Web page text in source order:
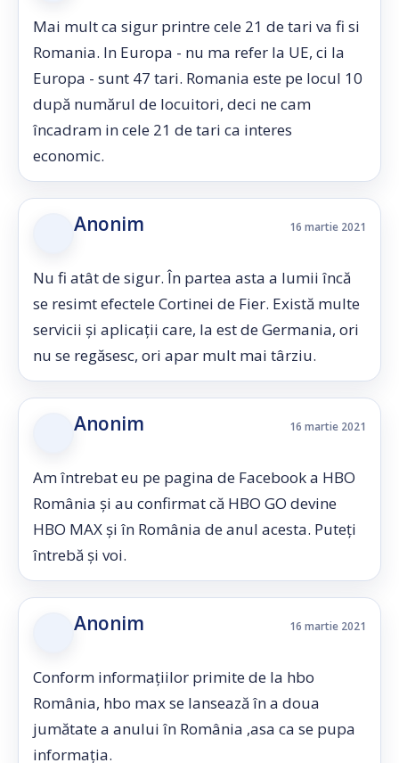
Mai mult ca sigur printre cele 21 de tari va fi si
Romania. In Europa - nu ma refer la UE, ci la
Europa - sunt 47 tari. Romania este pe locul 10
după numărul de locuitori, deci ne cam
încadram in cele 21 de tari ca interes
economic.
Anonim 16 martie 2021
Nu fi atât de sigur. În partea asta a lumii încă
se resimt efectele Cortinei de Fier. Există multe
servicii și aplicații care, la est de Germania, ori
nu se regăsesc, ori apar mult mai târziu.
Anonim 16 martie 2021
Am întrebat eu pe pagina de Facebook a HBO
România și au confirmat că HBO GO devine
HBO MAX și în România de anul acesta. Puteți
întrebă și voi.
Anonim 16 martie 2021
Conform informațiilor primite de la hbo
România, hbo max se lansează în a doua
jumătate a anului în România ,asa ca se pupa
informația.